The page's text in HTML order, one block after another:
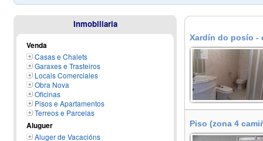
Xardín do posío -
Piso (zona 4
Inmobiliaria
Venda
Casas e Chalets
Garaxes e Trasteiros
Locais Comerciales
Obra Nova
Oficinas
Pisos e Apartamentos
Terreos e Parcelas
Aluguer
Aluger de Vacacións